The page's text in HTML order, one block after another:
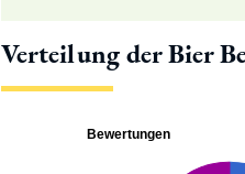
Verteilung der Bier
Bewertungen